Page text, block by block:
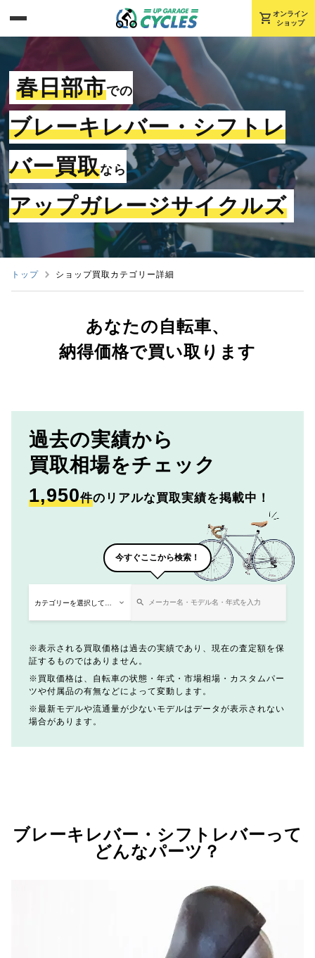
shopping_cart オンライン
ショップ
春日部市での
ブレーキレバー・シフトレ
バー買取なら
アップガレージサイクルズ
トップ ショップ買取カテゴリー詳細
あなたの自転車、
納得価格で買い取ります
過去の実績から
買取相場をチェック
1,950件のリアルな買取実績を掲載中！
今すぐここから検索！
表示される買取価格は過去の実績であり、現在の査定額を保
証するものではありません。
買取価格は、自転車の状態・年式・市場相場・カスタムパー
ツや付属品の有無などによって変動します。
最新モデルや流通量が少ないモデルはデータが表示されない
場合があります。
ブレーキレバー・シフトレバーって
どんなパーツ？